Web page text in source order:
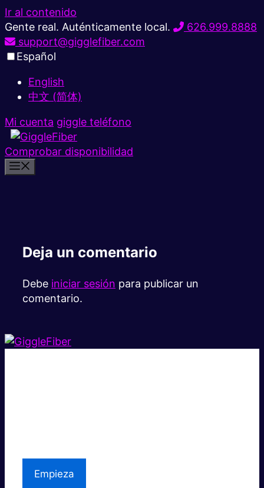
Ir al contenido
Gente real. Auténticamente local.
626.999.8888
support@gigglefiber.com
Español
English
中文 (简体)
Mi cuenta giggle teléfono
Comprobar disponibilidad
Deja un comentario
Debe iniciar sesión para publicar un
comentario.
Empieza